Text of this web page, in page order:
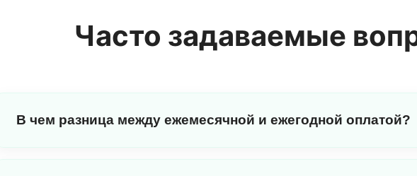
Часто задаваемые
В чем разница между ежемесячной и ежегодной оплатой?
Ежемесячные планы включают загрузки только в формате MP3. Годовые